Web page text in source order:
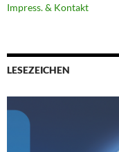
Impress. & Kontakt
LESEZEICHEN